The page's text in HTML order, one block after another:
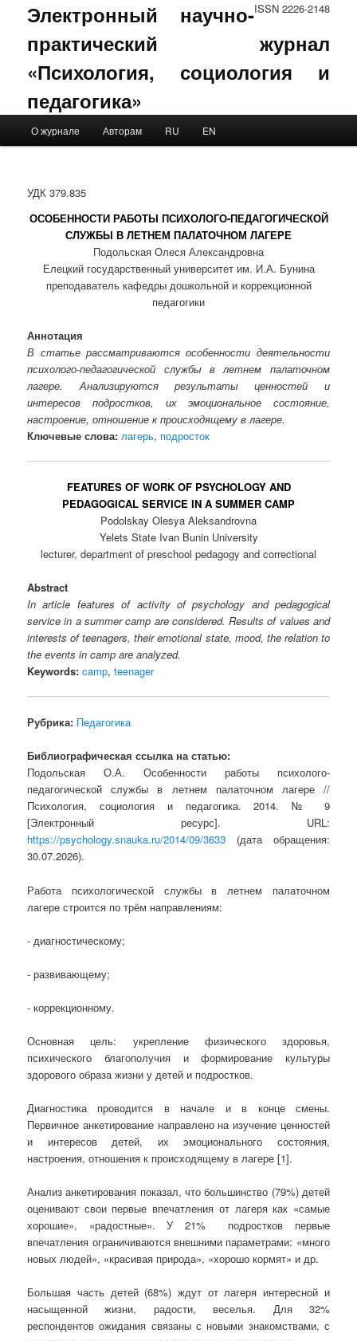
ISSN 2226-2148
Электронный научно-
практический журнал
«Психология, социология и
педагогика»
Skip to primary content
Skip to secondary content
О журнале Авторам RU EN
УДК 379.835
ОСОБЕННОСТИ РАБОТЫ ПСИХОЛОГО-ПЕДАГОГИЧЕСКОЙ
СЛУЖБЫ В ЛЕТНЕМ ПАЛАТОЧНОМ ЛАГЕРЕ
Подольская Олеся Александровна
Елецкий государственный университет им. И.А. Бунина
преподаватель кафедры дошкольной и коррекционной
педагогики
Аннотация
В статье рассматриваются особенности деятельности
психолого-педагогической службы в летнем палаточном
лагере. Анализируются результаты ценностей и
интересов подростков, их эмоциональное состояние,
настроение, отношение к происходящему в лагере.
Ключевые слова: лагерь, подросток
FEATURES OF WORK OF PSYCHOLOGY AND
PEDAGOGICAL SERVICE IN A SUMMER CAMP
Podolskay Olesya Aleksandrovna
Yelets State Ivan Bunin University
lecturer, department of preschool pedagogy and correctional
Abstract
In article features of activity of psychology and pedagogical
service in a summer camp are considered. Results of values and
interests of teenagers, their emotional state, mood, the relation to
the events in camp are analyzed.
Keywords: camp,teenager
Рубрика: Педагогика
Библиографическая ссылка на статью:
Подольская О.А. Особенности работы психолого-
педагогической службы в летнем палаточном лагере //
Психология, социология и педагогика. 2014. № 9
[Электронный ресурс]. URL:
https://psychology.snauka.ru/2014/09/3633 (дата обращения:
30.07.2026).
Работа психологической службы в летнем палаточном
лагере строится по трём направлениям:
- диагностическому;
- развивающему;
- коррекционному.
Основная цель: укрепление физического здоровья,
психического благополучия и формирование культуры
здорового образа жизни у детей и подростков.
Диагностика проводится в начале и в конце смены.
Первичное анкетирование направлено на изучение ценностей
и интересов детей, их эмоционального состояния,
настроения, отношения к происходящему в лагере [1].
Анализ анкетирования показал, что большинство (79%) детей
оценивают свои первые впечатления от лагеря как «самые
хорошие», «радостные». У 21% подростков первые
впечатления ограничиваются внешними параметрами: «много
новых людей», «красивая природа», «хорошо кормят» и др.
Большая часть детей (68%) ждут от лагеря интересной и
насыщенной жизни, радости, веселья. Для 32%
респондентов ожидания связаны с новыми знакомствами, с